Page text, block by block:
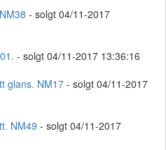
- solgt 04/11-2017
- solgt 04/11-2017 13:36:16
glans. NM17 - solgt 04/11-2017
NM49 - solgt 04/11-2017